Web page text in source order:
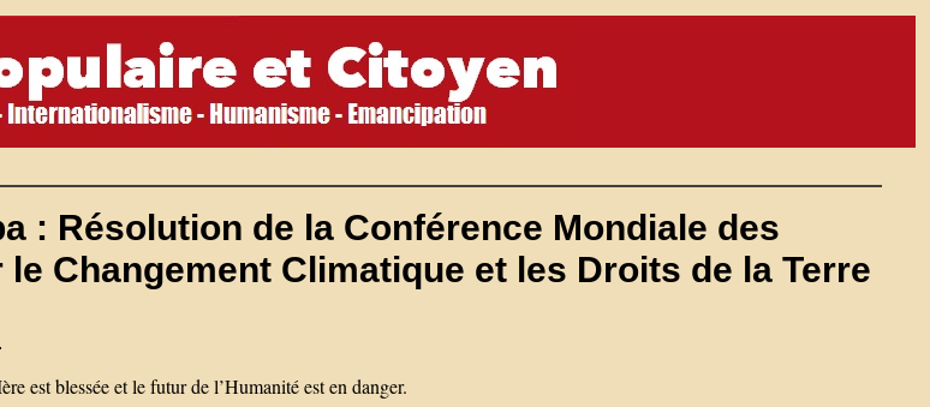
: Résolution de la Conférence Mondiale des
le Changement Climatique et les Droits de la Terre
est blessée et le futur de l’Humanité est en danger.